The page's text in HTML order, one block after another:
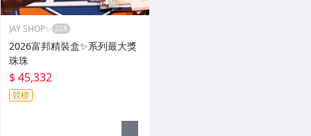
JAY SHOP✨
2026富邦精裝盒✨系列最大獎
珠珠
$ 45,332
競標